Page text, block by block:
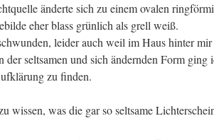
änderte sich zu einem ovalen
eher blass grünlich als grell weiß.
leider auch weil im Haus hinter
der seltsamen und sich ändernden Form
zu finden.
wissen, was die gar so seltsame